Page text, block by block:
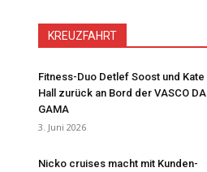
KREUZFAHRT
Fitness-Duo Detlef Soost und Kate
Hall zurück an Bord der VASCO DA
GAMA
3. Juni 2026
Nicko cruises macht mit Kunden-